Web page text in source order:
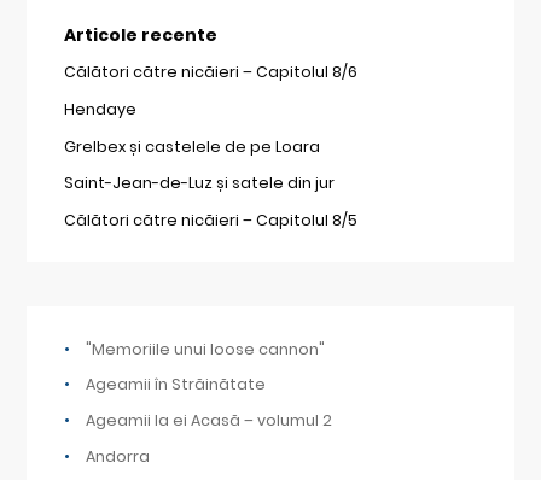
Articole recente
Călători către nicăieri – Capitolul 8/6
Hendaye
Grelbex și castelele de pe Loara
Saint-Jean-de-Luz și satele din jur
Călători către nicăieri – Capitolul 8/5
"Memoriile unui loose cannon"
Ageamii în Străinătate
Ageamii la ei Acasă – volumul 2
Andorra